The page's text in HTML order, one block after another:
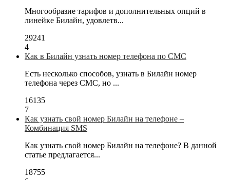
Многообразие тарифов и дополнительных опций в
линейке Билайн, удовлетв...
29241
4
Как в Билайн узнать номер телефона по СМС
Есть несколько способов, узнать в Билайн номер
телефона через СМС, но ...
16135
7
Как узнать свой номер Билайн на телефоне –
Комбинация SMS
Как узнать свой номер Билайн на телефоне? В данной
статье предлагается...
18755